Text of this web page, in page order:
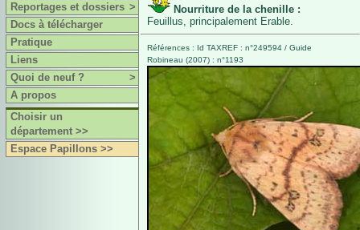
Reportages et dossiers >
Docs à télécharger
Pratique
Liens
Quoi de neuf ?
>
A propos
Choisir un
département >>
Espace Papillons >>
Nourriture de la chenille :
Feuillus, principalement Erable.
Références : Id TAXREF : n°249594 / Guide
Robineau (2007) : n°1193